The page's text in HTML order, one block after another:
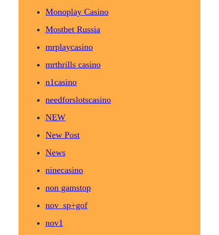
Monoplay Casino
Mostbet Russia
mrplaycasino
mrthrills casino
n1casino
needforslotscasino
NEW
New Post
News
ninecasino
non gamstop
nov_sp+gof
nov1